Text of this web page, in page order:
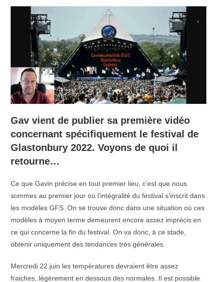
Gav vient de publier sa première vidéo
concernant spécifiquement le festival de
Glastonbury 2022. Voyons de quoi il
retourne…
Ce que Gavin précise en tout premier lieu, c’est que nous
sommes au premier jour où l’intégralité du festival s’inscrit dans
les modèles GFS. On se trouve donc dans une situation où ces
modèles à moyen terme demeurent encore assez imprécis en
ce qui concerne la fin du festival. On va donc, à ce stade,
obtenir uniquement des tendances très générales.
Mercredi 22 juin les températures devraient être assez
fraiches, légèrement en dessous des normales. Il est possible